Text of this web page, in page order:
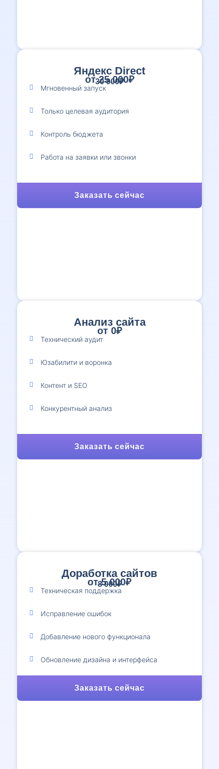
Яндекс Direct
от 25 000₽
30 000₽
Мгновенный запуск
Только целевая аудитория
Контроль бюджета
Работа на заявки или звонки
Заказать сейчас
Анализ сайта
от 0₽
1
Технический аудит
Юзабилити и воронка
Контент и SEO
Конкурентный анализ
Заказать сейчас
Доработка сайтов
от 5 000₽
8 000₽
Техническая поддержка
Исправление ошибок
Добавление нового функционала
Обновление дизайна и интерфейса
Заказать сейчас